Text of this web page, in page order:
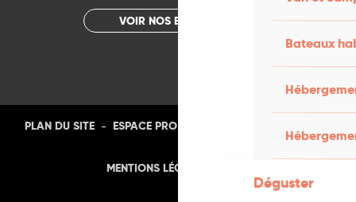
Bateaux
Déguster
VOIR NOS BROCHURES
PLAN DU SITE - ESPACE PRO
MENTIONS LÉGALES